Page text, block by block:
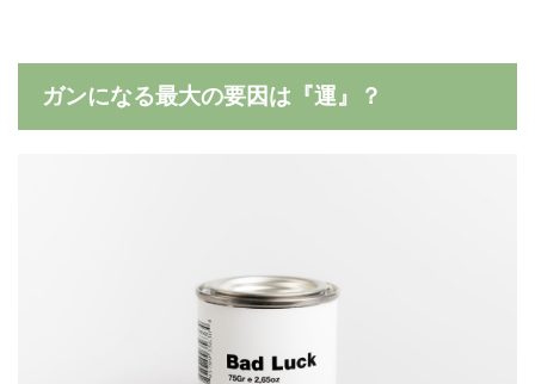
ガンになる最大の要因は『運』？